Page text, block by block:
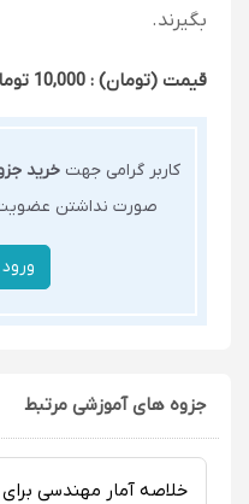
بگیرند.
قیمت (تومان) : 10,000 تومان
کاربر گرامی جهت خرید
صورت نداشتن عضویت
جزوه های آموزشی مرتبط
خلاصه آمار مهندسی برای